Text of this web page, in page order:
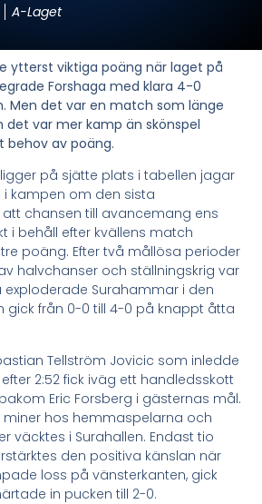
A-Laget
ytterst viktiga poäng när laget på
Forshaga med klara 4-0
Men det var en match som länge
var mer kamp än skönspel
behov av poäng.
på sjätte plats i tabellen jagar
kampen om den sista
att chansen till avancemang ens
i behåll efter kvällens match
poäng. Efter två mållösa perioder
halvchanser och ställningskrig var
exploderade Surahammar i den
gick från 0-0 till 4-0 på knappt åtta
Tellström Jovicic som inledde
2:52 fick iväg ett handledsskott
Eric Forsberg i gästernas mål.
hos hemmaspelarna och
väcktes i Surahallen. Endast tio
den positiva känslan när
loss på vänsterkanten, gick
in pucken till 2-0.